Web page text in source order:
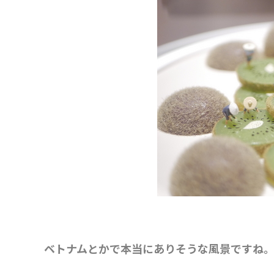
ベトナムとかで本当にありそうな風景ですね。